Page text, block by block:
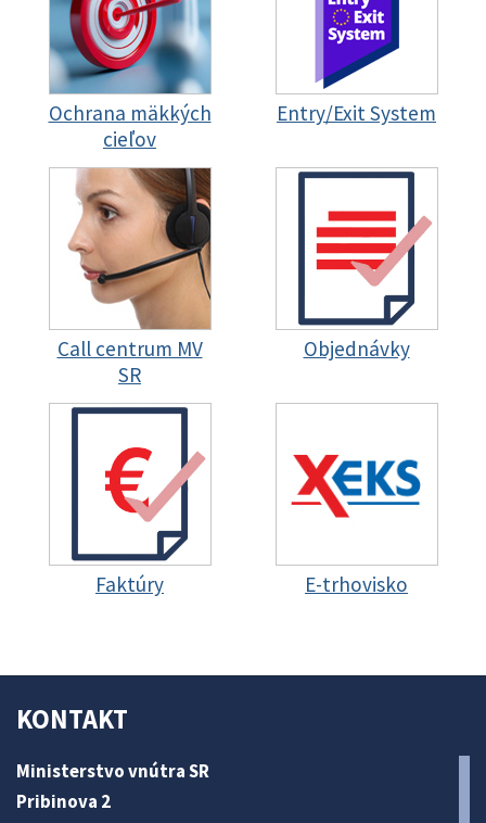
Ochrana mäkkých
cieľov
Entry/Exit System
Call centrum MV
SR
Objednávky
Faktúry E-trhovisko
KONTAKT
Ministerstvo vnútra SR
Pribinova 2